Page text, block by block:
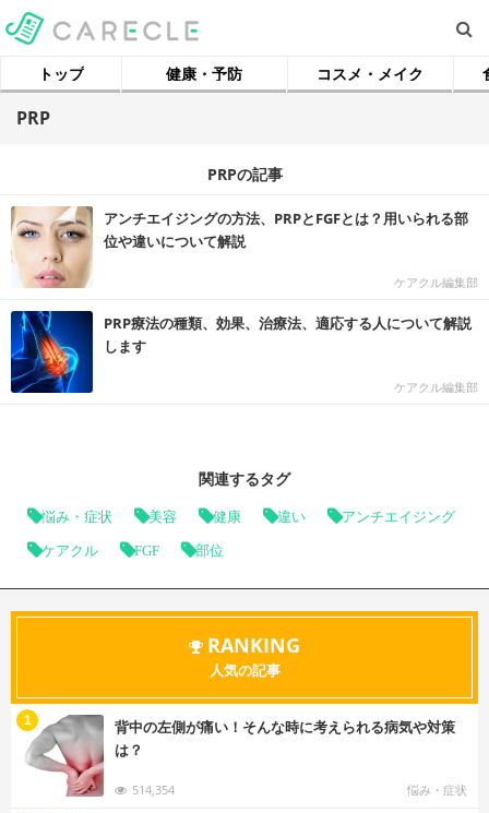
トップ 健康・予防 コスメ・メイク
PRP
PRPの記事
アンチエイジングの方法、PRPとFGFとは？用いられる部
位や違いについて解説
ケアクル編集部
PRP療法の種類、効果、治療法、適応する人について解説
します
ケアクル編集部
関連するタグ
悩み・症状 美容 健康 違い アンチエイジング
ケアクル FGF 部位
RANKING
人気の記事
背中の左側が痛い！そんな時に考えられる病気や対策
は？
514,354 悩み・症状
1